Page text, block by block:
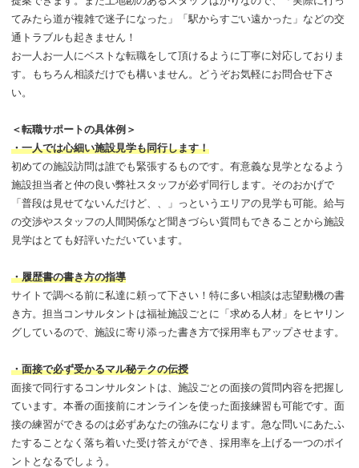
てみたら道が複雑で迷子になった」「駅からすごい遠かった」などの交
通トラブルも起きません！
お一人お一人にベストな転職をして頂けるように丁寧に対応しておりま
す。もちろん相談だけでも構いません。どうぞお気軽にお問合せ下さ
い。
＜転職サポートの具体例＞
・一人では心細い施設見学も同行します！
初めての施設訪問は誰でも緊張するものです。有意義な見学となるよう
施設担当者と仲の良い弊社スタッフが必ず同行します。そのおかげで
「普段は見せてないんだけど、、」っというエリアの見学も可能。給与
の交渉やスタッフの人間関係など聞きづらい質問もできることから施設
見学はとても好評いただいています。
・履歴書の書き方の指導
サイトで調べる前に私達に頼って下さい！特に多い相談は志望動機の書
き方。担当コンサルタントは福祉施設ごとに「求める人材」をヒヤリン
グしているので、施設に寄り添った書き方で採用率もアップさせます。
・面接で必ず受かるマル秘テクの伝授
面接で同行するコンサルタントは、施設ごとの面接の質問内容を把握し
ています。本番の面接前にオンラインを使った面接練習も可能です。面
接の練習ができるのは必ずあなたの強みになります。急な問いにあたふ
たすることなく落ち着いた受け答えができ、採用率を上げる一つのポイ
ントとなるでしょう。